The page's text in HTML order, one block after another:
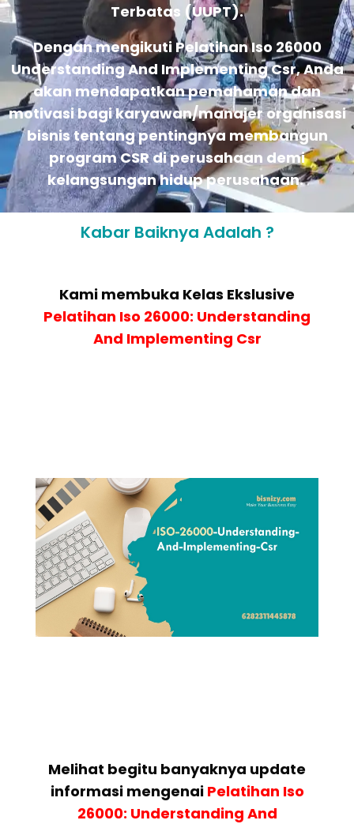
Terbatas (UUPT).
Dengan mengikuti Pelatihan Iso 26000
Understanding And Implementing Csr, Anda
akan mendapatkan pemahaman dan
motivasi bagi karyawan/manajer organisasi
bisnis tentang pentingnya membangun
program CSR di perusahaan demi
kelangsungan hidup perusahaan.
Kabar Baiknya Adalah ?
Kami membuka Kelas Ekslusive
Pelatihan Iso 26000: Understanding
And Implementing Csr
Melihat begitu banyaknya update
informasi mengenai Pelatihan Iso
26000: Understanding And